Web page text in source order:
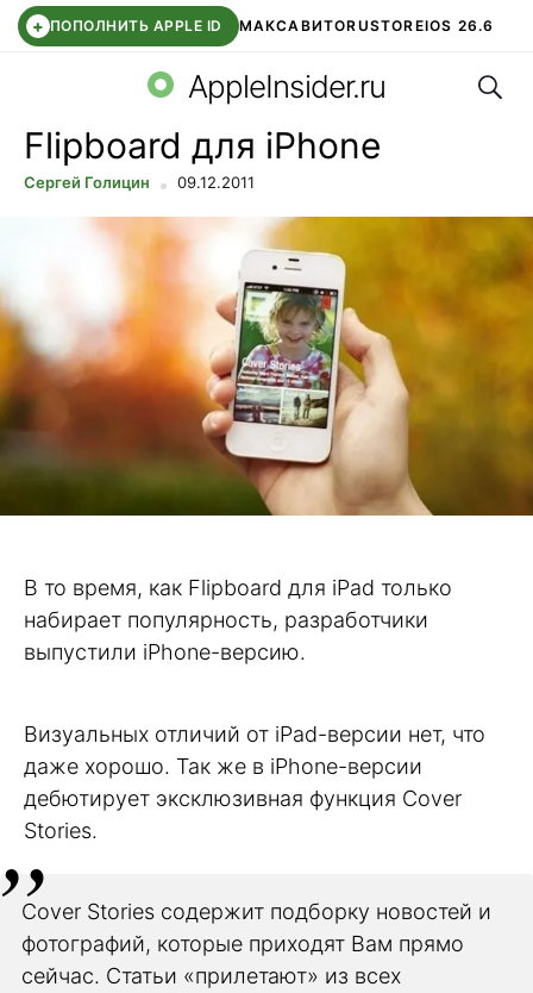
+ ПОПОЛНИТЬ APPLE ID МАКСАВИТОRUSTOREIOS 26.6
СБЕР КИДС ВТБ ОНЛАЙН ЧАТ В ROBLOX
AppleInsider.ru
Flipboard для iPhone
Сергей Голицин 09.12.2011
В то время, как Flipboard для iPad только
набирает популярность, разработчики
выпустили iPhone-версию.
Визуальных отличий от iPad-версии нет, что
даже хорошо. Так же в iPhone-версии
дебютирует эксклюзивная функция Cover
Stories.
Cover Stories содержит подборку новостей и
фотографий, которые приходят Вам прямо
сейчас. Статьи «прилетают» из всех